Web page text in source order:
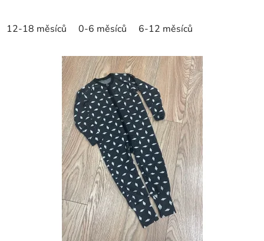
12-18 měsíců 0-6 měsíců 6-12 měsíců